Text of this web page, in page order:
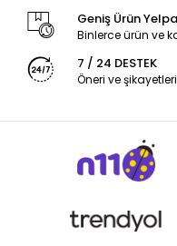
Geniş Ürün
Binlerce ürün ve
7 / 24 DESTEK
Öneri ve